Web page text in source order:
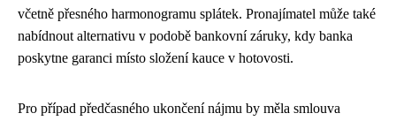
včetně přesného harmonogramu splátek. Pronajímatel může také
nabídnout alternativu v podobě bankovní záruky, kdy banka
poskytne garanci místo složení kauce v hotovosti.
Pro případ předčasného ukončení nájmu by měla smlouva